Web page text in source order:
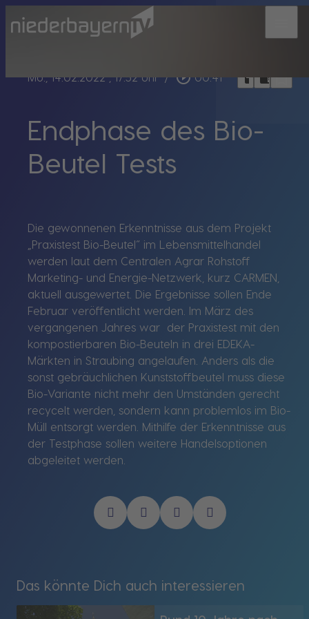
Mo., 14.02.2022, 17:52 Uhr / play_circle_outline 00:41 headphoneschrome_reader_modebookmark_border
Endphase des Bio-
Beutel Tests
Die gewonnenen Erkenntnisse aus dem Projekt
„Praxistest Bio-Beutel“ im Lebensmittelhandel
werden laut dem Centralen Agrar Rohstoff
Marketing- und Energie-Netzwerk, kurz CARMEN,
aktuell ausgewertet. Die Ergebnisse sollen Ende
Februar veröffentlicht werden. Im März des
vergangenen Jahres war der Praxistest mit den
kompostierbaren Bio-Beuteln in drei EDEKA-
Märkten in Straubing angelaufen. Anders als die
sonst gebräuchlichen Kunststoffbeutel muss diese
Bio-Variante nicht mehr den Umständen gerecht
recycelt werden, sondern kann problemlos im Bio-
Müll entsorgt werden. Mithilfe der Erkenntnisse aus
der Testphase sollen weitere Handelsoptionen
abgeleitet werden.
Das könnte Dich auch interessieren